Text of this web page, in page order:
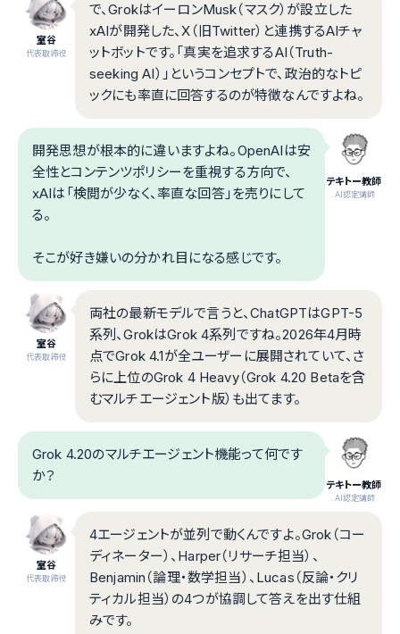
室谷
代表取締役
で、GrokはイーロンMusk（マスク）が設立した
xAIが開発した、X（旧Twitter）と連携するAIチャ
ットボットです。「真実を追求するAI（Truth-
seeking AI）」というコンセプトで、政治的なトピ
ックにも率直に回答するのが特徴なんですよね。
テキトー教師
.AI認定講師
開発思想が根本的に違いますよね。OpenAIは安
全性とコンテンツポリシーを重視する方向で、
xAIは「検閲が少なく、率直な回答」を売りにして
る。
そこが好き嫌いの分かれ目になる感じです。
室谷
代表取締役
両社の最新モデルで言うと、ChatGPTはGPT-5
系列、GrokはGrok 4系列ですね。2026年4月時
点でGrok 4.1が全ユーザーに展開されていて、さ
らに上位のGrok 4 Heavy（Grok 4.20 Betaを含
むマルチエージェント版）も出てます。
テキトー教師
.AI認定講師
Grok 4.20のマルチエージェント機能って何です
か？
室谷
代表取締役
4エージェントが並列で動くんですよ。Grok（コー
ディネーター）、Harper（リサーチ担当）、
Benjamin（論理・数学担当）、Lucas（反論・クリ
ティカル担当）の4つが協調して答えを出す仕組
みです。